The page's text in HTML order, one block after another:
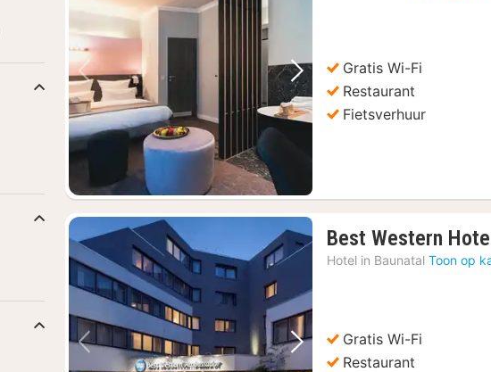
Vorige foto Volgende foto
Gratis Wi-Fi
Restaurant
Fietsverhuur
Vorige foto Volgende foto
Best Western
Hotel in Baunatal Toon op
Gratis Wi-Fi
Restaurant